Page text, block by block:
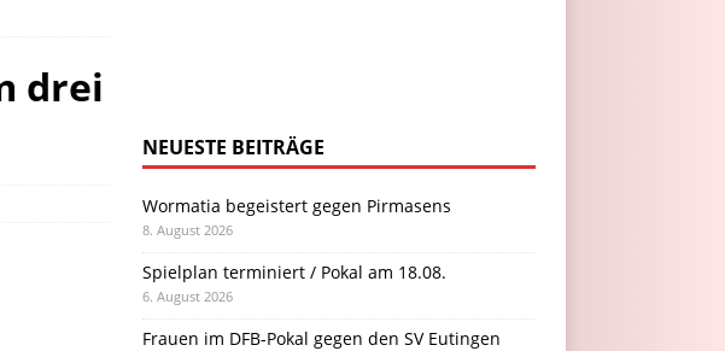
drei
NEUESTE BEITRÄGE
Wormatia begeistert gegen Pirmasens
8. August 2026
Spielplan terminiert / Pokal am 18.08.
6. August 2026
Frauen im DFB-Pokal gegen den SV Eutingen